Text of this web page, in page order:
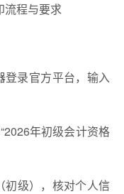
流程与要求
登录官方平台，输入
年初级会计资格
初级），核对个人信